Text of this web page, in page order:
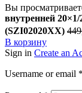
Вы
внутренней
(SZI02020XX)
В корзину
Sign in Create an
Username or email *